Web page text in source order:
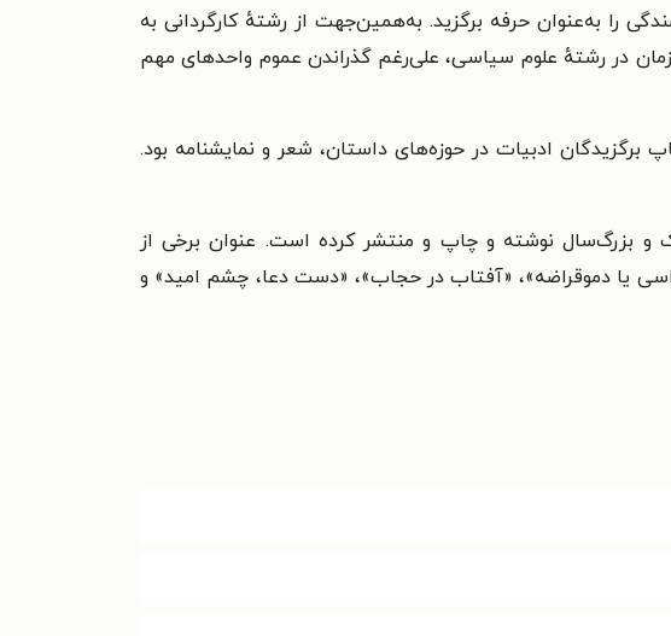
پیش رو، نویسندگی را به‌عنوان حرفه برگزید. به‌همین‌جهت از رشتهٔ کارگردانی به
در رشتهٔ علوم سیاسی، علی‌رغم گذراندن عموم واحدهای مهم
و چاپ برگزیدگان ادبیات در حوزه‌های داستان، شعر و نمایشنامه بود.
بزرگ‌سال نوشته و چاپ و منتشر کرده است. عنوان برخی از
یا دموقراضه»، «آفتاب در حجاب»، «دست دعا، چشم امید» و